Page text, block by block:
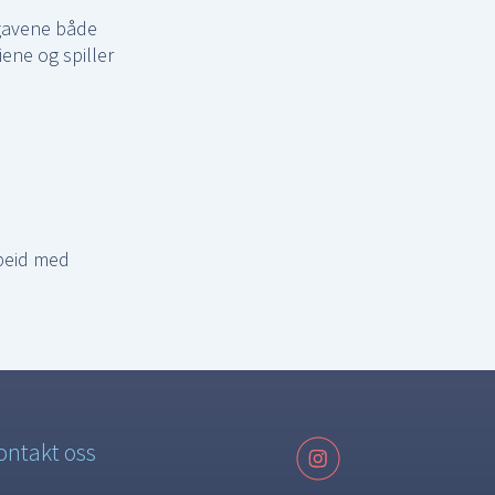
både
og spiller
med
oss